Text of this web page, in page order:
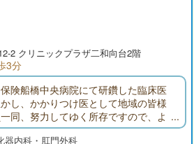
2 クリニックプラザ二和向台2階
3分
険船橋中央病院にて研鑽した臨床医
し、かかりつけ医として地域の皆様
同、努力してゆく所存ですので、よ
器内科・肛門外科